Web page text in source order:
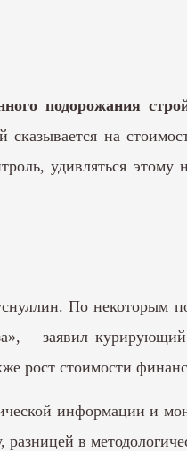
подорожания
на
удивляться этому
. По некоторым
– заявил курирующий
рост стоимости
информации и
в